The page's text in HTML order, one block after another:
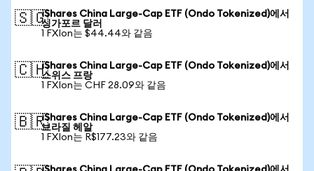
🇸🇬iShares China Large-Cap ETF (Ondo Tokenized)에서
싱가포르 달러
1 FXIon는 $44.44와 같음
🇨🇭iShares China Large-Cap ETF (Ondo Tokenized)에서
스위스 프랑
1 FXIon는 CHF 28.09와 같음
🇧🇷iShares China Large-Cap ETF (Ondo Tokenized)에서
브라질 헤알
1 FXIon는 R$177.23와 같음